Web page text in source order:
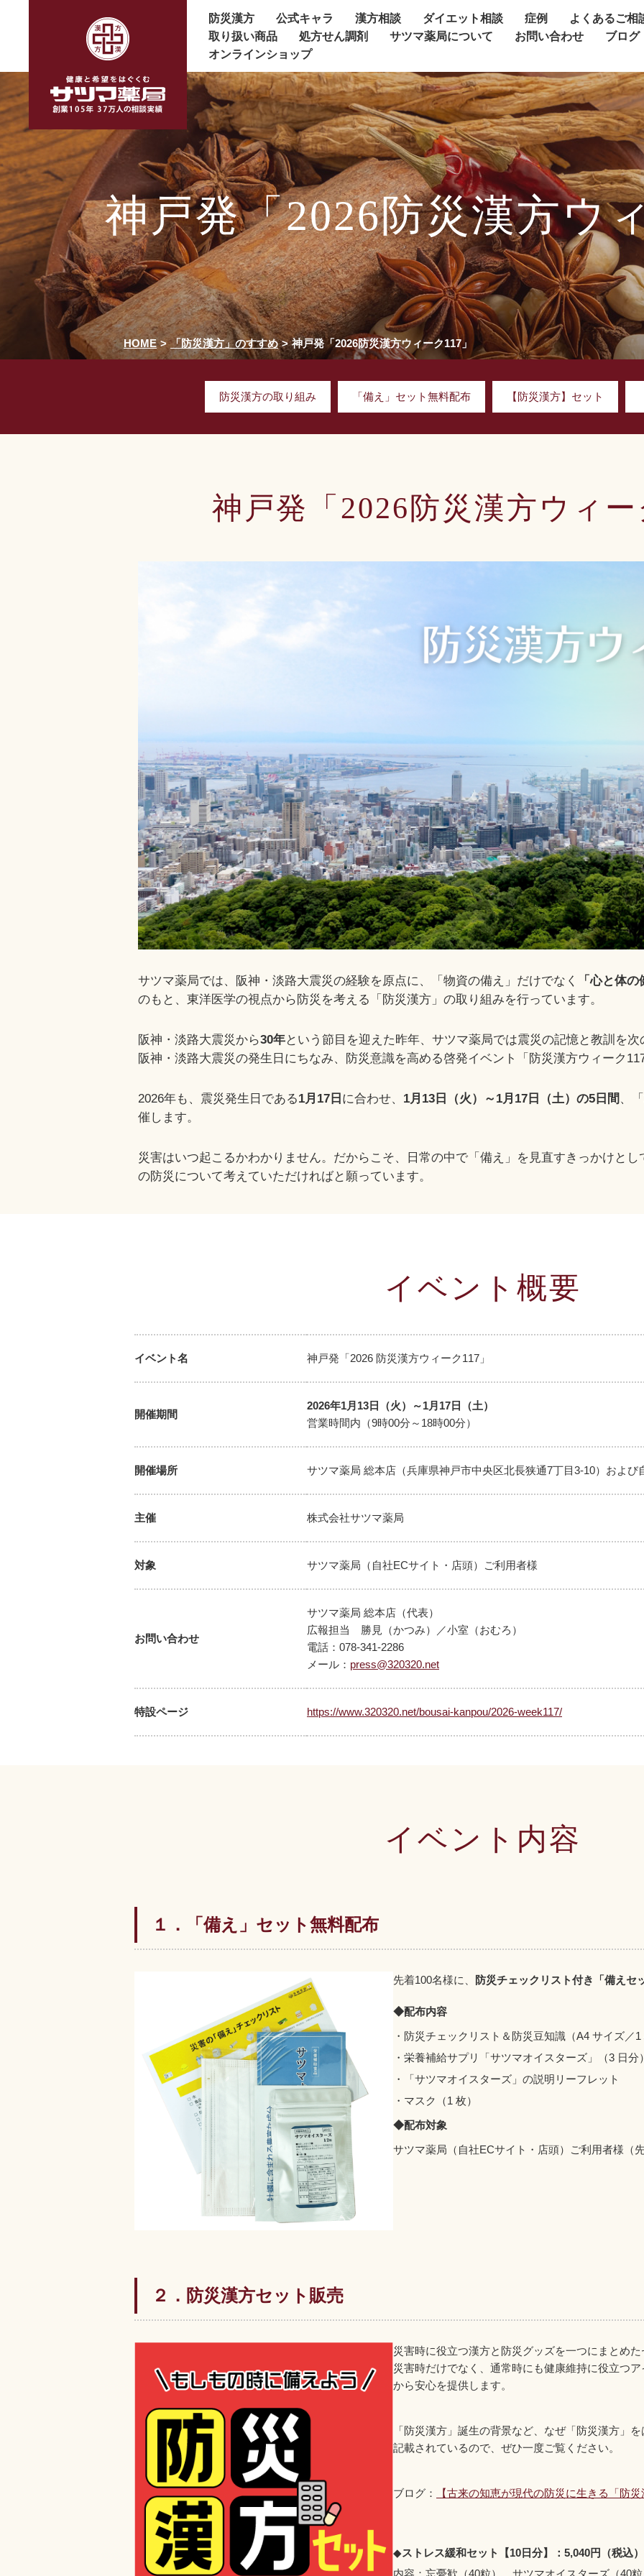
防災漢方 公式キャラ 漢方相談 ダイエット相談 症例
よくあるご相
取り扱い商品
処方せん調剤 サツマ薬局について お問い合わせ
ブログ
オンラインショップ
神戸発「2026防災漢方ウ
HOME 「防災漢方」のすすめ 神戸発「2026防災漢方ウィーク117」
防災漢方の取り組み 「備え」セット無料配布 【防災漢方】セット
神戸発 「2026防災漢方ウィー
サツマ薬局では、阪神・淡路大震災の経験を原点に、「物資の備え」だけでなく 「心と体
のもと、東洋医学の視点から防災を考える「防災漢方」の取り組みを行っています。
阪神・淡路大震災から30年という節目を迎えた昨年、サツマ薬局では震災の記憶と教訓を次
阪神・淡路大震災の発生日にちなみ、防災意識を高める啓発イベント「防災漢方ウィーク
2026年も、震災発生日である1月17日 に合わせ、 1月13日（火）～1月17日（土）の5日間 、
催します。
災害はいつ起こるかわかりません。だからこそ、日常の中で「備え」を見直すきっかけと
の防災について考えていただければと願っています。
イベント概要
イベント名 神戸発「2026 防災漢方ウィーク117」
開催期間
2026年1月13日（火）～1月17日（土）
営業時間内（9時00分～18時00分）
開催場所 サツマ薬局 総本店（兵庫県神戸市中央区北長狭通7丁目3-10）および
主催 株式会社サツマ薬局
対象 サツマ薬局（自社ECサイト・店頭）ご利用者様
お問い合わせ
サツマ薬局 総本店（代表）
広報担当 勝見（かつみ）／小室（おむろ）
電話： 078-341-2286
メール： press@320320.net
特設ページ https://www.320320.net/bousai-kanpou/2026-week117/
イベント内容
１．「備え」セット無料配布
先着100名様に、 防災チェックリスト付き「備えセ
◆配布内容
・防災チェックリスト＆防災豆知識（A4 サイズ／1
・栄養補給サプリ「サツマオイスターズ」（3 日分）
・「サツマオイスターズ」の説明リーフレット
・マスク（1 枚）
◆配布対象
サツマ薬局（自社ECサイト・店頭）ご利用者様（先
２．防災漢方セット販売
災害時に役立つ漢方と防災グッズを一つにまとめた
災害時だけでなく、通常時にも健康維持に役立つ
から安心を提供します。
「防災漢方」誕生の背景など、なぜ「防災漢方」
記載されているので、ぜひ一度ご覧ください。
ブログ： 【古来の知恵が現代の防災に生きる「防災
◆ストレス緩和セット【10日分】：5,040円（税込）